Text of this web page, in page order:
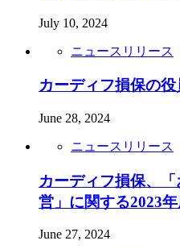
July 10, 2024
ニュースリリース
カーディフ損保の
June 28, 2024
ニュースリリース
カーディフ損保、
営」に関する2023
June 27, 2024